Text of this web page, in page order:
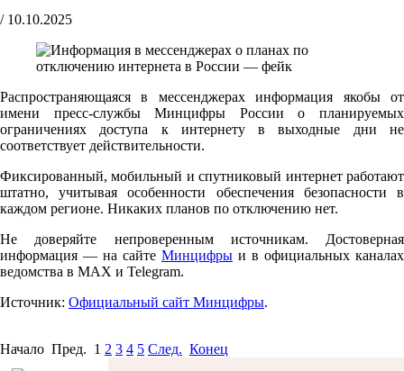
/ 10.10.2025
Распространяющаяся в мессенджерах информация якобы от
имени пресс-службы Минцифры России о планируемых
ограничениях доступа к интернету в выходные дни не
соответствует действительности.
Фиксированный, мобильный и спутниковый интернет работают
штатно, учитывая особенности обеспечения безопасности в
каждом регионе. Никаких планов по отключению нет.
Не доверяйте непроверенным источникам. Достоверная
информация — на сайте Минцифры и в официальных каналах
ведомства в MAX и Telegram.
Источник: Официальный сайт Минцифры.
Начало Пред. 1 2 3 4 5 След. Конец